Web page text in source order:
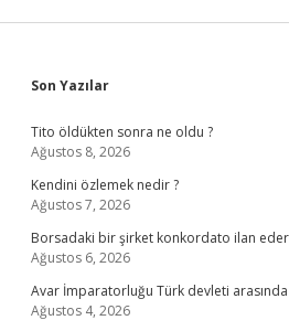
Sidebar
Son Yazılar
Tito öldükten sonra ne oldu ?
Ağustos 8, 2026
Kendini özlemek nedir ?
Ağustos 7, 2026
Borsadaki bir şirket konkordato ilan
Ağustos 6, 2026
Avar İmparatorluğu Türk devleti arasında
Ağustos 4, 2026